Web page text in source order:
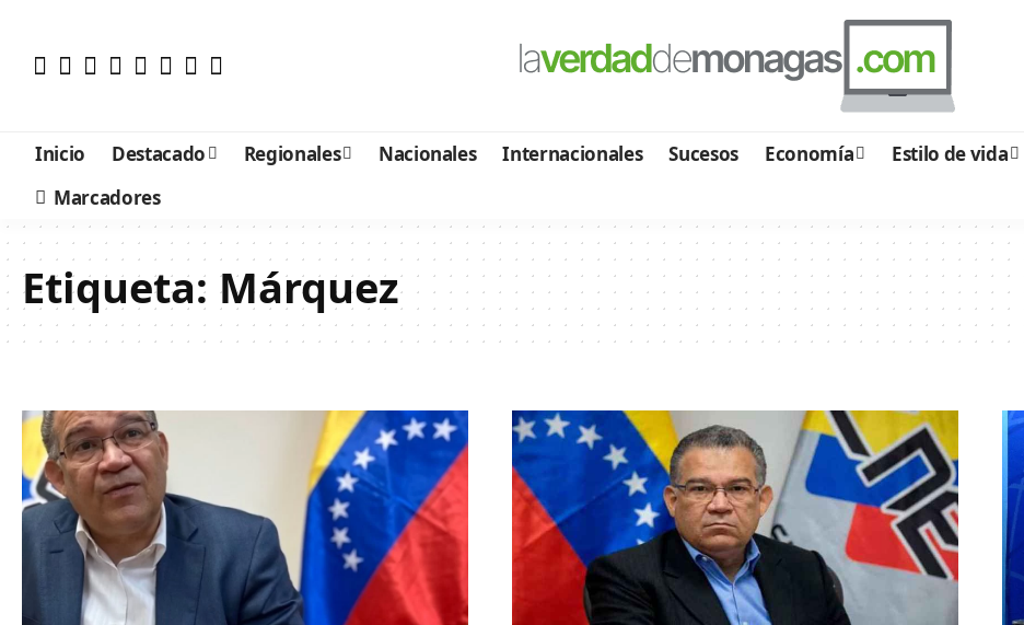
Inicio Destacado Regionales Nacionales Internacionales Sucesos Economía Estilo de vida
Marcadores
Etiqueta: Márquez